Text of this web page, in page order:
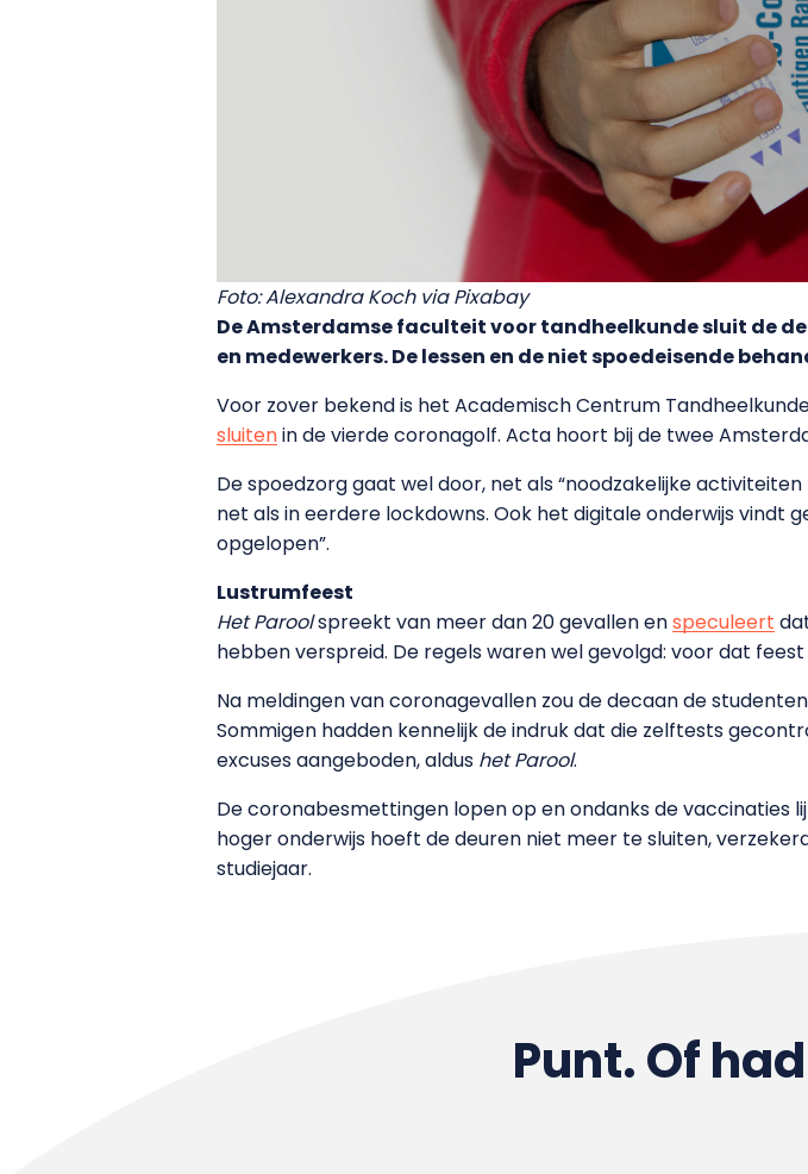
Foto: Alexandra Koch via Pixabay
De Amsterdamse faculteit voor tandheelkunde sluit de
en medewerkers. De lessen en de niet spoedeisende
Voor zover bekend is het Academisch Centrum
sluitenin de vierde coronagolf. Acta hoort bij de twee
De spoedzorg gaat wel door, net als “noodzakelijke
net als in eerdere lockdowns. Ook het digitale onderwijs vindt
opgelopen”.
Lustrumfeest
Het Paroolspreekt van meer dan 20 gevallen enspeculeert
hebben verspreid. De regels waren wel gevolgd: voor dat
Na meldingen van coronagevallen zou de decaan de
Sommigen hadden kennelijk de indruk dat die zelftests
excuses aangeboden, aldus het Parool.
De coronabesmettingen lopen op en ondanks de vaccinaties
hoger onderwijs hoeft de deuren niet meer te sluiten,
studiejaar.
Punt. Of